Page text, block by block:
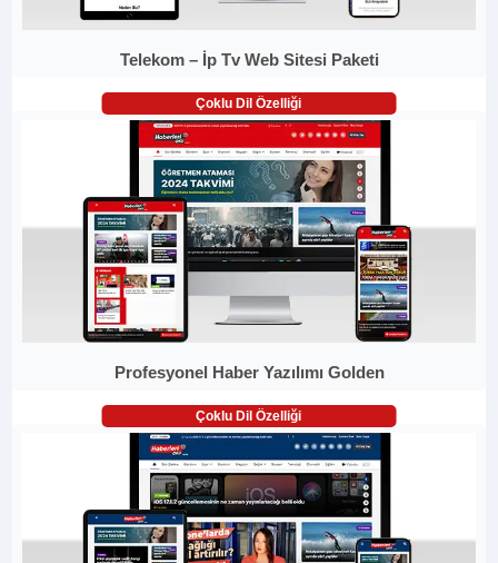
Telekom – İp Tv Web Sitesi Paketi
Çoklu Dil Özelliği
Profesyonel Haber Yazılımı Golden
Çoklu Dil Özelliği